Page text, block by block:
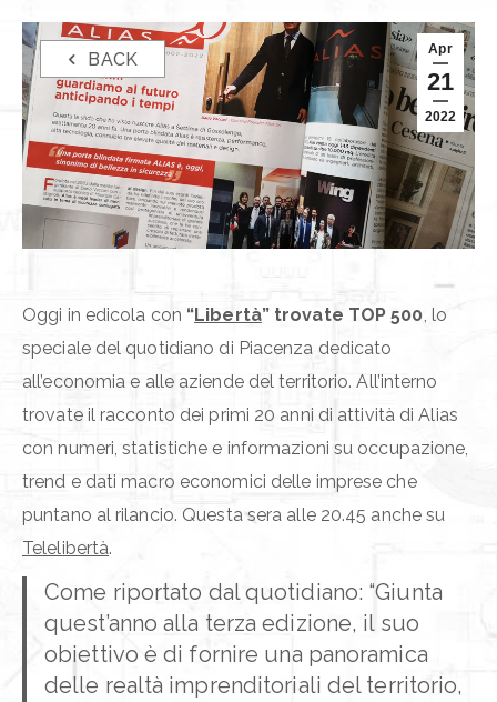
Apr
21
2022
BACK
Oggi in edicola con “Libertà” trovate TOP 500, lo
speciale del quotidiano di Piacenza dedicato
all’economia e alle aziende del territorio. All’interno
trovate il racconto dei primi 20 anni di attività di Alias
con numeri, statistiche e informazioni su occupazione,
trend e dati macro economici delle imprese che
puntano al rilancio. Questa sera alle 20.45 anche su
Telelibertà.
Come riportato dal quotidiano: “Giunta
quest’anno alla terza edizione, il suo
obiettivo è di fornire una panoramica
delle realtà imprenditoriali del territorio,